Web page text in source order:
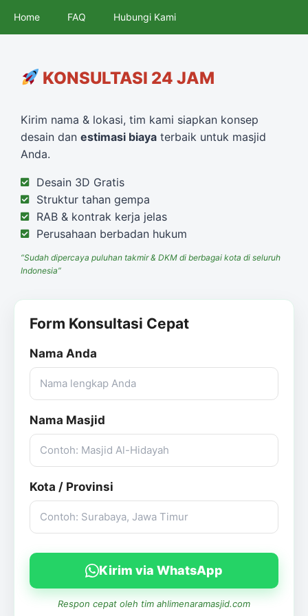
Home FAQ Hubungi Kami
KONSULTASI 24 JAM
Kirim nama & lokasi, tim kami siapkan konsep
desain dan estimasi biaya terbaik untuk masjid
Anda.
Desain 3D Gratis
Struktur tahan gempa
RAB & kontrak kerja jelas
Perusahaan berbadan hukum
“Sudah dipercaya puluhan takmir & DKM di berbagai kota di seluruh
Indonesia”
Form Konsultasi Cepat
Nama Anda
Nama Masjid
Kota / Provinsi
Kirim via WhatsApp
Respon cepat oleh tim ahlimenaramasjid.com